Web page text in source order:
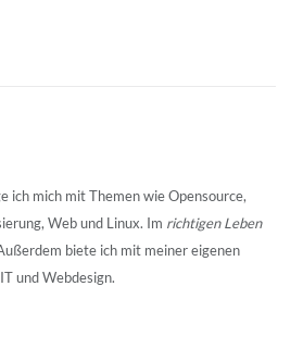
ich mich mit Themen wie Opensource,
Web und Linux. Im richtigen Leben
biete ich mit meiner eigenen
und Webdesign.